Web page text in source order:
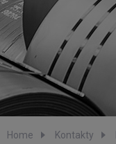
Home Kontakty